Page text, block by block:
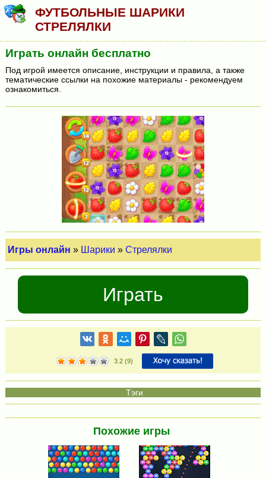
ФУТБОЛЬНЫЕ ШАРИКИ
СТРЕЛЯЛКИ
Играть онлайн бесплатно
Под игрой имеется описание, инструкции и правила, а также
тематические ссылки на похожие материалы - рекомендуем
ознакомиться.
Игры онлайн » Шарики »Стрелялки
Играть
3.2(9)
Похожие игры